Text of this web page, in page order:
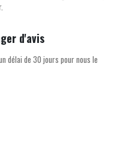
d'avis
délai de 30 jours pour nous le